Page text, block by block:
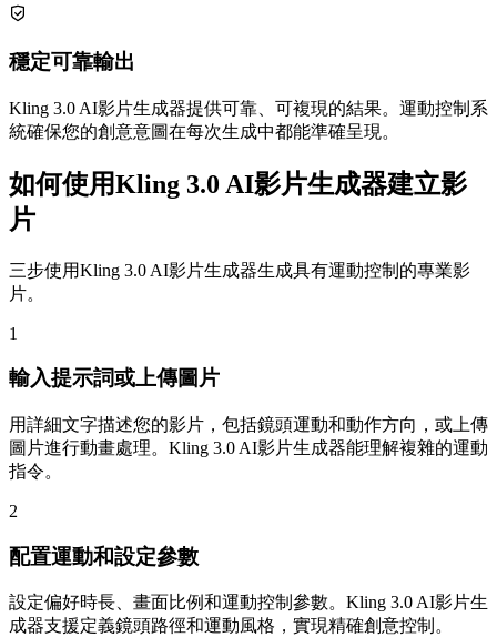
穩定可靠輸出
Kling 3.0 AI影片生成器提供可靠、可複現的結果。運動控制系
統確保您的創意意圖在每次生成中都能準確呈現。
如何使用Kling 3.0 AI影片生成器建立影
片
三步使用Kling 3.0 AI影片生成器生成具有運動控制的專業影
片。
1
輸入提示詞或上傳圖片
用詳細文字描述您的影片，包括鏡頭運動和動作方向，或上傳
圖片進行動畫處理。Kling 3.0 AI影片生成器能理解複雜的運動
指令。
2
配置運動和設定參數
設定偏好時長、畫面比例和運動控制參數。Kling 3.0 AI影片生
成器支援定義鏡頭路徑和運動風格，實現精確創意控制。